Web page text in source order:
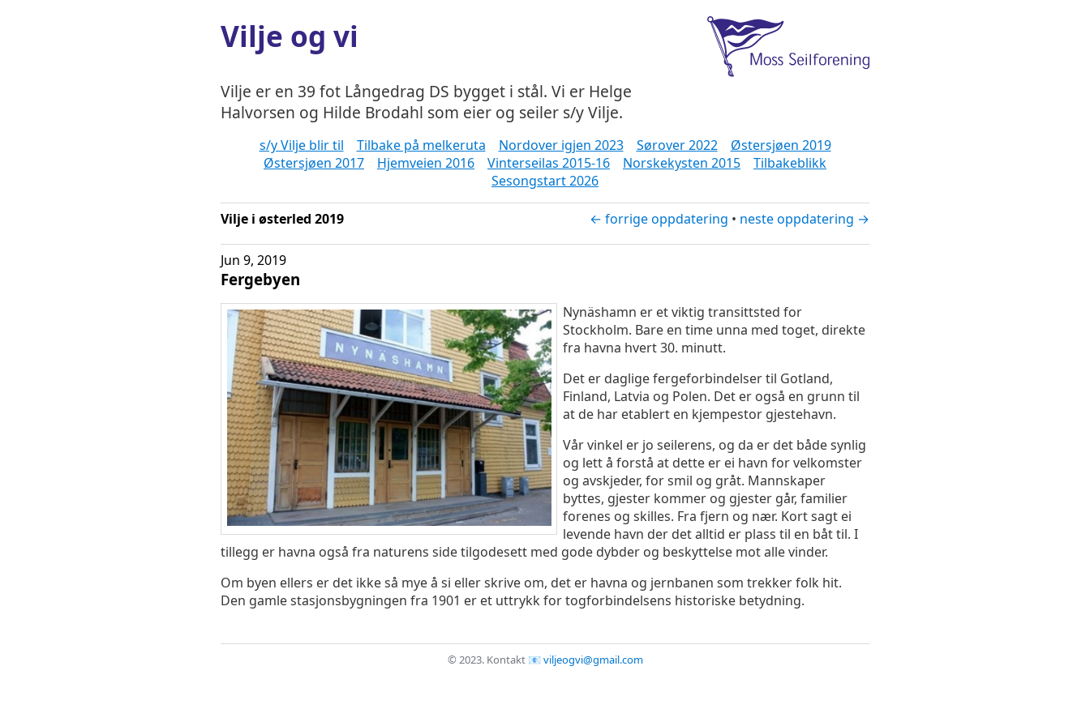
Vilje og vi
Vilje er en 39 fot Långedrag DS bygget i stål. Vi er Helge
Halvorsen og Hilde Brodahl som eier og seiler s/y Vilje.
s/y Vilje blir til Tilbake på melkeruta Nordover igjen 2023 Sørover 2022
Østersjøen 2019
Østersjøen 2017
Hjemveien 2016 Vinterseilas 2015-16 Norskekysten 2015
Tilbakeblikk
Sesongstart 2026
Vilje i østerled 2019 ← forrige oppdatering • neste oppdatering →
Jun 9, 2019
Fergebyen
Nynäshamn er et viktig transittsted for
Stockholm. Bare en time unna med toget, direkte
fra havna hvert 30. minutt.
Det er daglige fergeforbindelser til Gotland,
Finland, Latvia og Polen. Det er også en grunn til
at de har etablert en kjempestor gjestehavn.
Vår vinkel er jo seilerens, og da er det både synlig
og lett å forstå at dette er ei havn for velkomster
og avskjeder, for smil og gråt. Mannskaper
byttes, gjester kommer og gjester går, familier
forenes og skilles. Fra fjern og nær. Kort sagt ei
levende havn der det alltid er plass til en båt til. I
tillegg er havna også fra naturens side tilgodesett med gode dybder og beskyttelse mot alle vinder.
Om byen ellers er det ikke så mye å si eller skrive om, det er havna og jernbanen som trekker folk hit.
Den gamle stasjonsbygningen fra 1901 er et uttrykk for togforbindelsens historiske betydning.
© 2023. Kontakt viljeogvi@gmail.com